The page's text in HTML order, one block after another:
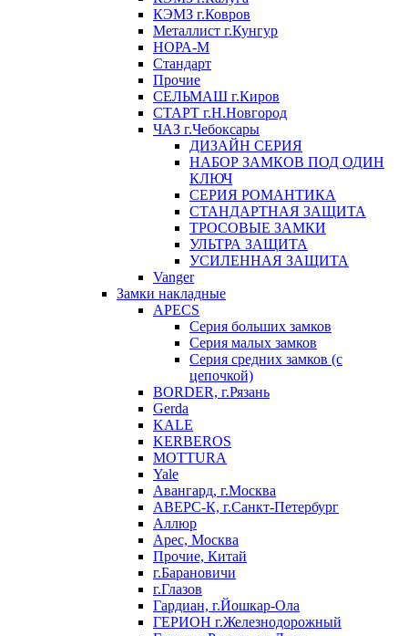
КЭМЗ г.Ковров
Металлист г.Кунгур
НОРА-М
Стандарт
Прочие
СЕЛЬМАШ г.Киров
СТАРТ г.Н.Новгород
ЧАЗ г.Чебоксары
ДИЗАЙН СЕРИЯ
НАБОР ЗАМКОВ ПОД ОДИН
КЛЮЧ
СЕРИЯ РОМАНТИКА
СТАНДАРТНАЯ ЗАЩИТА
ТРОСОВЫЕ ЗАМКИ
УЛЬТРА ЗАЩИТА
УСИЛЕННАЯ ЗАЩИТА
Vanger
Замки накладные
APECS
Серия больших замков
Серия малых замков
Серия средних замков (с
цепочкой)
BORDER, г.Рязань
Gerda
KALE
KERBEROS
MOTTURA
Yale
Авангард, г.Москва
АВЕРС-К, г.Санкт-Петербург
Аллюр
Арес, Москва
Прочие, Китай
г.Барановичи
г.Глазов
Гардиан, г.Йошкар-Ола
ГЕРИОН г.Железнодорожный